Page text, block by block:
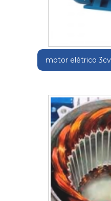
motor elétrico